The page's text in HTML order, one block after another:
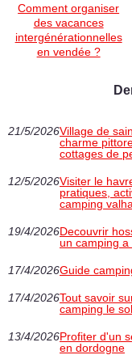
Comment organiser
des vacances
intergénérationnelles
en vendée ?
21/5/2026Village de
charme
cottages de
12/5/2026Visiter le
pratiques,
camping
19/4/2026Decouvrir
un camping a
17/4/2026Guide
17/4/2026Tout savoir
camping le
13/4/2026Profiter d'un
en dordogne